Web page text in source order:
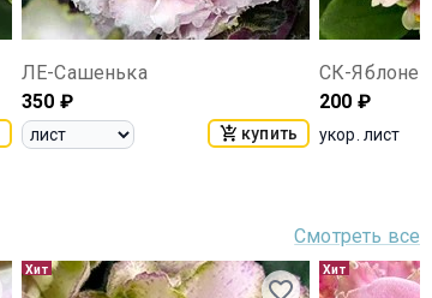
ЛЕ-Сашенька
350 ₽
купить
СК-
200 ₽
укор. лист
Смотреть все
Хит Хит